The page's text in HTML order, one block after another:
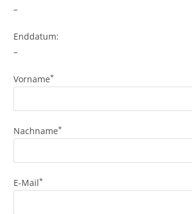
–
Enddatum:
–
Vorname*
Nachname*
E-Mail*